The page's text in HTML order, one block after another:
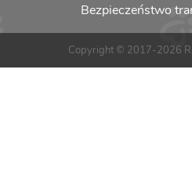
Bezpieczeństwo
Copyright © 2017-2026